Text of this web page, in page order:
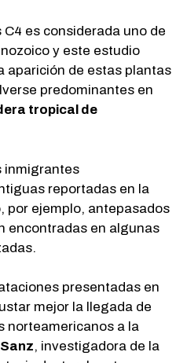
es considerada uno de
y este estudio
aparición de estas plantas
predominantes en
tropical de
inmigrantes
reportadas en la
por ejemplo, antepasados
encontradas en algunas
presentadas en
mejor la llegada de
norteamericanos a la
, investigadora de la